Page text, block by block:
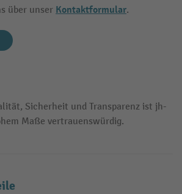
über unser Kontaktformular.
Sicherheit und Transparenz ist jh-
Maße vertrauenswürdig.